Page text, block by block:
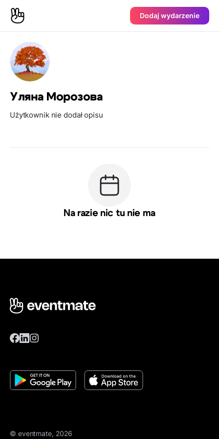
Dodaj wydarzenie
Уляна Морозова
Użytkownik nie dodał opisu
Na razie nic tu nie ma
© eventmate, 2026